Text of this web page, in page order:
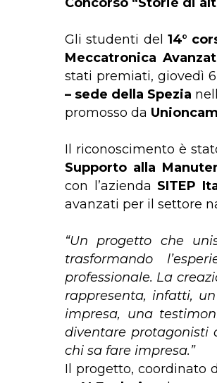
Gli studenti del 14°
Meccatronica
stati premiati, giovedì
– sede della Spezia
promosso da
Il riconoscimento è
Supporto alla
con l’azienda SITEP
avanzati per il settore
“Un progetto che
trasformando
professionale. La
rappresenta, infatti,
impresa, una
diventare protagonisti
chi sa fare impresa.”
Il progetto, coordinato